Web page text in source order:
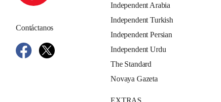
Contáctanos
Independent Arabia
Independent Turkish
Independent Persian
Independent Urdu
The Standard
Novaya Gazeta
EXTRAS